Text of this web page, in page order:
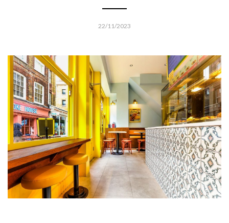
22/11/2023